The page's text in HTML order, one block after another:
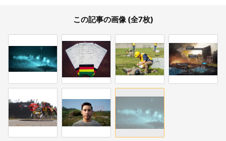
この記事の画像 (全7枚)